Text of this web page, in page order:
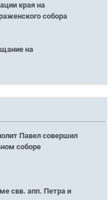
края на
собора
на
Павел совершил
соборе
свв. апп. Петра и